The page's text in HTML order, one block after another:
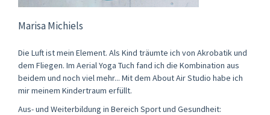
Marisa Michiels
Die Luft ist mein Element. Als Kind träumte ich von Akrobatik und
dem Fliegen. Im Aerial Yoga Tuch fand ich die Kombination aus
beidem und noch viel mehr... Mit dem About Air Studio habe ich
mir meinem Kindertraum erfüllt. ​
Aus- und Weiterbildung in Bereich Sport und Gesundheit:​